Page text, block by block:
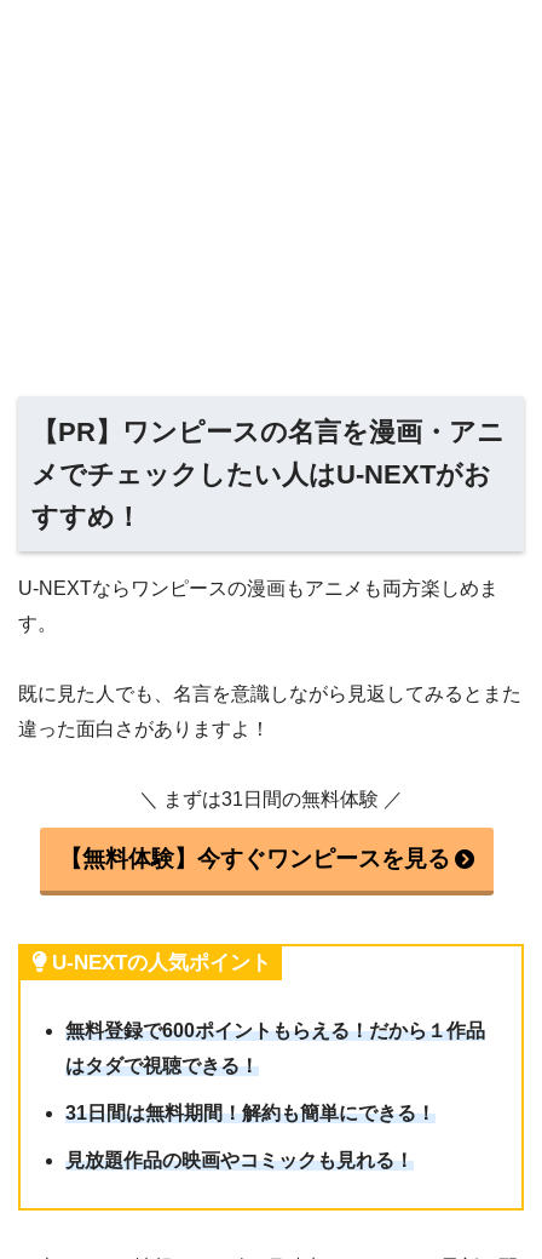
【PR】ワンピースの名言を漫画・アニ
メでチェックしたい人はU-NEXTがお
すすめ！
U-NEXTならワンピースの漫画もアニメも両方楽しめま
す。
既に見た人でも、名言を意識しながら見返してみるとまた
違った面白さがありますよ！
＼ まずは31日間の無料体験 ／
【無料体験】今すぐワンピースを見る
U-NEXTの人気ポイント
無料登録で600ポイントもらえる！だから１作品
はタダで視聴できる！
31日間は無料期間！解約も簡単にできる！
見放題作品の映画やコミックも見れる！